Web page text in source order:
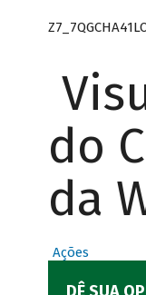
do
da
Ações